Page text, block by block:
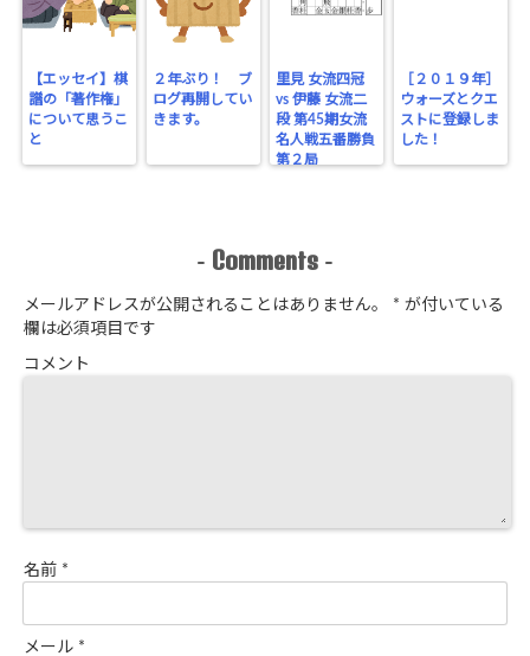
【エッセイ】棋
譜の「著作権」
について思うこ
と
２年ぶり！ ブ
ログ再開してい
きます。
里見 女流四冠
vs 伊藤 女流二
段 第45期女流
名人戦五番勝負
第２局
［２０１９年］
ウォーズとクエ
ストに登録しま
した！
- Comments -
メールアドレスが公開されることはありません。 * が付いている
欄は必須項目です
コメント
名前 *
メール *